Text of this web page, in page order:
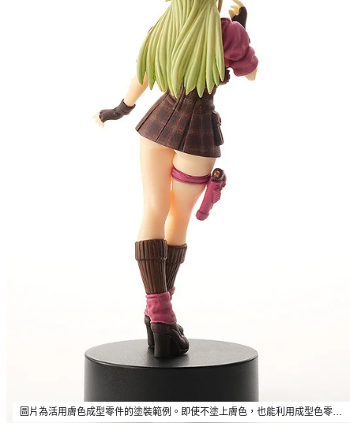
圖片為活用膚色成型零件的塗裝範例。即使不塗上膚色，也能利用成型色零件賞玩上圖中的肌膚質感。